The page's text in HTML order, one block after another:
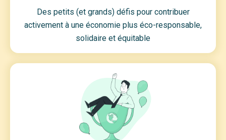
Des petits (et grands) défis pour contribuer
activement à une économie plus éco-responsable,
solidaire et équitable